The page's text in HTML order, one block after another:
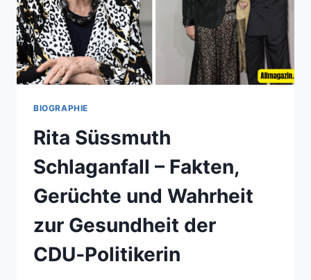
BIOGRAPHIE
Rita Süssmuth
Schlaganfall – Fakten,
Gerüchte und Wahrheit
zur Gesundheit der
CDU‑Politikerin